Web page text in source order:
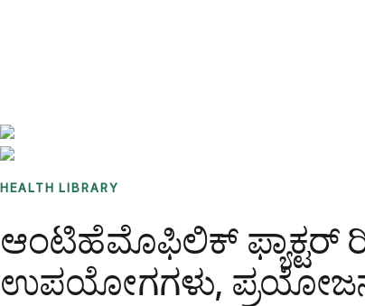
HEALTH LIBRARY
ಆಂಟಿಹೆಮೊಫಿಲಿಕ್ ಫ್ಯಾಕ್ಟರ್
ಉಪಯೋಗಗಳು,